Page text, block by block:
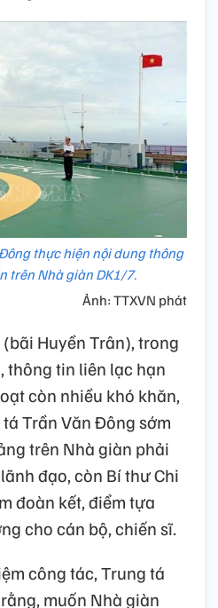
thực hiện nội dung thông
trên Nhà giàn DK1/7.
Ảnh: TTXVN phát
Huyền Trân), trong
thông tin liên lạc hạn
còn nhiều khó khăn,
Trần Văn Đông sớm
trên Nhà giàn phải
đạo, còn Bí thư Chi
đoàn kết, điểm tựa
cho cán bộ, chiến sĩ.
công tác, Trung tá
muốn Nhà giàn